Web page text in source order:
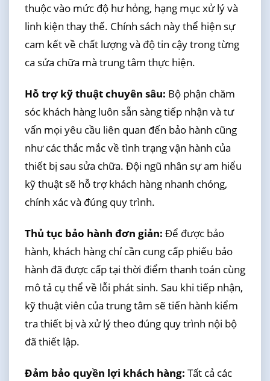
thuộc vào mức độ hư hỏng, hạng mục xử lý và
linh kiện thay thế. Chính sách này thể hiện sự
cam kết về chất lượng và độ tin cậy trong từng
ca sửa chữa mà trung tâm thực hiện.
Hỗ trợ kỹ thuật chuyên sâu: Bộ phận chăm
sóc khách hàng luôn sẵn sàng tiếp nhận và tư
vấn mọi yêu cầu liên quan đến bảo hành cũng
như các thắc mắc về tình trạng vận hành của
thiết bị sau sửa chữa. Đội ngũ nhân sự am hiểu
kỹ thuật sẽ hỗ trợ khách hàng nhanh chóng,
chính xác và đúng quy trình.
Thủ tục bảo hành đơn giản: Để được bảo
hành, khách hàng chỉ cần cung cấp phiếu bảo
hành đã được cấp tại thời điểm thanh toán cùng
mô tả cụ thể về lỗi phát sinh. Sau khi tiếp nhận,
kỹ thuật viên của trung tâm sẽ tiến hành kiểm
tra thiết bị và xử lý theo đúng quy trình nội bộ
đã thiết lập.
Đảm bảo quyền lợi khách hàng: Tất cả các